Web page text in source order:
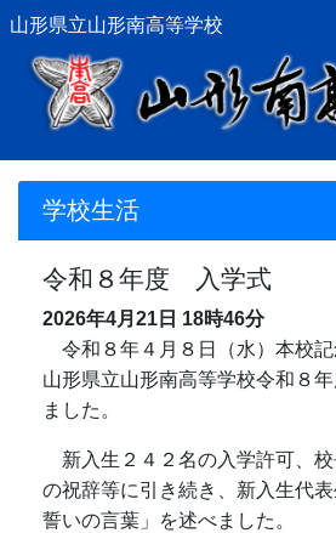
山形県立山形南高等学校
学校生活
令和８年度 入学式
2026年4月21日 18時46分
令和８年４月８日（水）本校記
山形県立山形南高等学校令和８
ました。
新入生２４２名の入学許可、
の祝辞等に引き続き、新入生代
誓いの言葉」を述べました。